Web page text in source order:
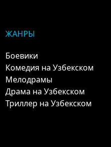
ЖАНРЫ
Боевики
Комедия на Узбекском
Мелодрамы
Драма на Узбекском
Триллер на Узбекском